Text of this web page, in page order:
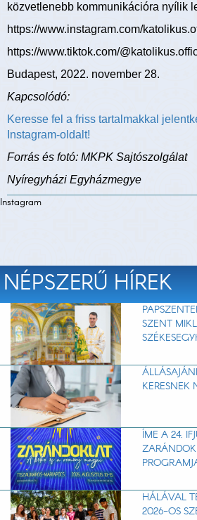
közvetlenebb kommunikációra nyílik
https://www.instagram.com/
https://www.tiktok.com/
Budapest, 2022. november 28.
Kapcsolódó:
Keresse fel a friss tartalmakkal
Instagram-oldalt!
Forrás és fotó: MKPK Sajtószolgálat
Nyíregyházi Egyházmegye
Instagram
NÉPSZERŰ HÍREK
SZENT
KERESNEK
ÍME A 24.
HÁLÁVAL
2026-OS